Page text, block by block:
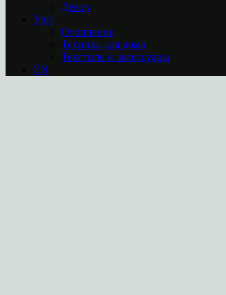
Декор
Уют
Отопление
Техника для дома
Текстиль и аксессуары
EN